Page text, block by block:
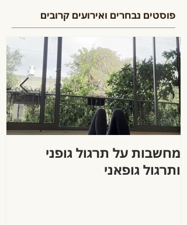
פוסטים נבחרים ואירועים קרובים
מחשבות על תרגול גופני
ותרגול גופאני